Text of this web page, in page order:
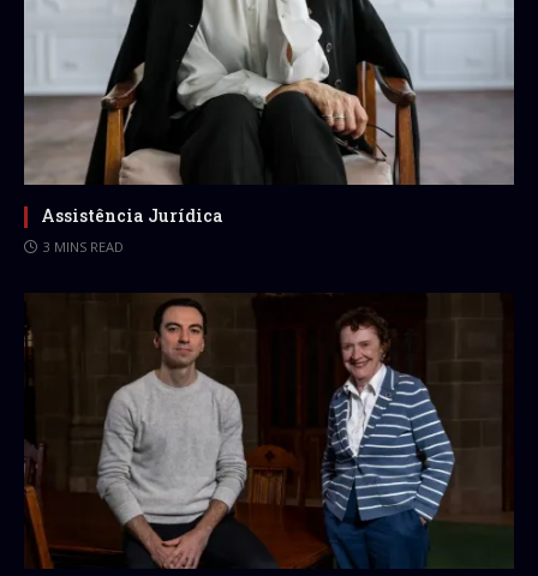
Assistência Jurídica
3 MINS READ